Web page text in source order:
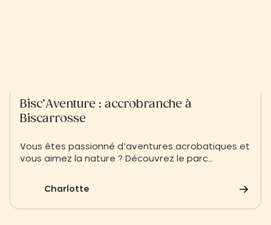
Bisc’Aventure : accrobranche à
Biscarrosse
Vous êtes passionné d’aventures acrobatiques et
vous aimez la nature ? Découvrez le parc
Charlotte